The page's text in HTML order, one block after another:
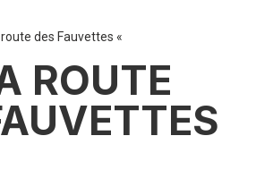
des Fauvettes «
ROUTE